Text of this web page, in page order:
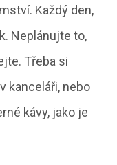
Každý den,
Neplánujte to,
Třeba si
kanceláři, nebo
kávy, jako je